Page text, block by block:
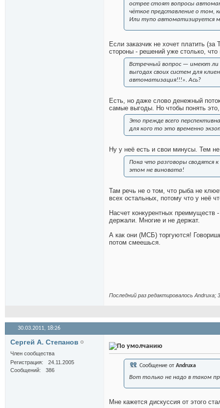
острее стоят вопросы
чёткое представление о том,
Или тупо автоматизируется
Если заказчик не хочет платить
стороны - решений уже столько, что
Встречный вопрос — имеют
выгодах своих систем для
автоматизация!!!». Ась?
Есть, но даже слово денежный
самые выгоды. Но чтобы понять
Это прежде всего
для кого то это временно
Ну у неё есть и свои минусы. Тем
Пока что разговоры сводятся
этом не виновата!
Там речь не о том, что рыба не
всех остальных, потому что у неё
Насчет конкурентных преимуществ
держали. Многие и не держат.
А как они (МСБ) торгуются!
потом смеешься.
Последний раз редактировалось Andruxa;
30.03.2011, 18:26
Сергей А. Степанов
Член сообщества
Регистрация
24.11.2005
Сообщений
386
Сообщение от Andruxa
Вот только не надо в таком
Мне кажется дискуссия от этого